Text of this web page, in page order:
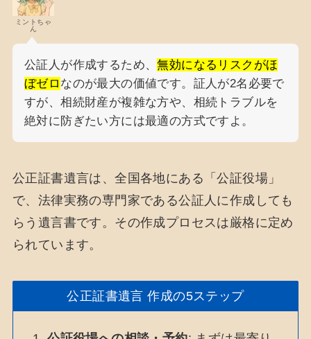
ミントちゃ
ん
公証人が作成するため、無効になるリスクがほ
ぼゼロ なのが最大の価値です。証人が2名必要で
すが、相続財産が複雑な方や、相続トラブルを
絶対に防ぎたい方には最適の方式ですよ。
公正証書遺言は、全国各地にある「公証役場」
で、法律実務の専門家である公証人に作成しても
らう遺言書です。その作成プロセスは厳格に定め
られています。
公正証書遺言 作成の5ステップ